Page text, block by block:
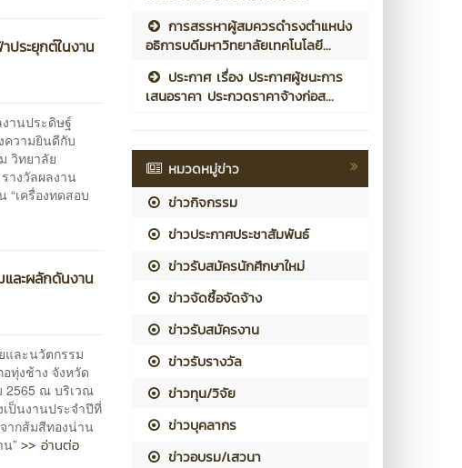
ระยุกต์ในงาน
านประดิษฐ์
วามยินดีกับ
วิทยาลัย
างวัลผลงาน
เครื่องทดสอบ
และผลักดันงาน
และนวัตกรรม
ทุ่งช้าง จังหวัด
2565 ณ บริเวณ
ป็นงานประจำปีที่
ากส้มสีทองน่าน
น”>> อ่านต่อ
การสรรหาผู้สมควรดำรงตำแหน่ง
อธิการบดีมหาวิทยาลัยเทคโนโลยี...
ประกาศ เรื่อง ประกาศผู้ชนะการ
เสนอราคา ประกวดราคาจ้างก่อส...
หมวดหมู่ข่าว
ข่าวกิจกรรม
ข่าวประกาศประชาสัมพันธ์
ข่าวรับสมัครนักศึกษาใหม่
ข่าวจัดซื้อจัดจ้าง
ข่าวรับสมัครงาน
ข่าวรับรางวัล
ข่าวทุน/วิจัย
ข่าวบุคลากร
ข่าวอบรม/เสวนา